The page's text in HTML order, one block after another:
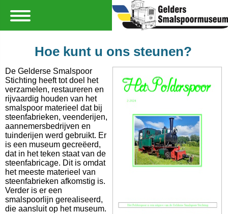
Hoe kunt u ons steunen?
De Gelderse Smalspoor
Stichting heeft tot doel het
verzamelen, restaureren en
rijvaardig houden van het
smalspoor materieel dat bij
steenfabrieken, veenderijen,
aannemersbedrijven en
tuinderijen werd gebruikt. Er
is een museum gecreëerd,
dat in het teken staat van de
steenfabricage. Dit is omdat
het meeste materieel van
steenfabrieken afkomstig is.
Verder is er een
smalspoorlijn gerealiseerd,
die aansluit op het museum.